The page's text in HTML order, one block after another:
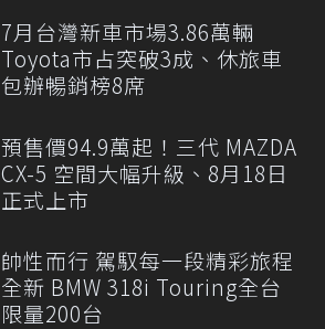
7月台灣新車市場3.86萬輛
Toyota市占突破3成、休旅車
包辦暢銷榜8席
預售價94.9萬起！三代 MAZDA
CX-5 空間大幅升級、8月18日
正式上市
帥性而行 駕馭每一段精彩旅程
全新 BMW 318i Touring全台
限量200台